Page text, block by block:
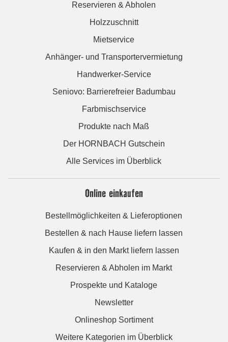
Reservieren & Abholen
Holzzuschnitt
Mietservice
Anhänger- und Transportervermietung
Handwerker-Service
Seniovo: Barrierefreier Badumbau
Farbmischservice
Produkte nach Maß
Der HORNBACH Gutschein
Alle Services im Überblick
Online einkaufen
Bestellmöglichkeiten & Lieferoptionen
Bestellen & nach Hause liefern lassen
Kaufen & in den Markt liefern lassen
Reservieren & Abholen im Markt
Prospekte und Kataloge
Newsletter
Onlineshop Sortiment
Weitere Kategorien im Überblick